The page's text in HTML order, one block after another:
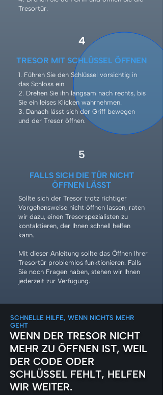
Tresortür.
4
TRESOR MIT SCHLÜSSEL ÖFFNEN
1. Führen Sie den Schlüssel vorsichtig in
das Schloss ein.
2. Drehen Sie ihn langsam nach rechts, bis
Sie ein leises Klicken wahrnehmen.
3. Danach lässt sich der Griff bewegen
und der Tresor öffnen.
5
FALLS SICH DIE TÜR NICHT
ÖFFNEN LÄSST
Sollte sich der Tresor trotz richtiger
Vorgehensweise nicht öffnen lassen, raten
wir dazu, einen Tresorspezialisten zu
kontaktieren, der Ihnen schnell helfen
kann.
Mit dieser Anleitung sollte das Öffnen Ihrer
Tresortür problemlos funktionieren. Falls
Sie noch Fragen haben, stehen wir Ihnen
jederzeit zur Verfügung.
SCHNELLE HILFE, WENN NICHTS MEHR
GEHT
WENN DER TRESOR NICHT
MEHR ZU ÖFFNEN IST, WEIL
DER CODE ODER
SCHLÜSSEL FEHLT, HELFEN
WIR WEITER.